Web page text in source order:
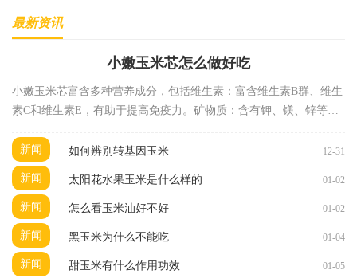
最新资讯
小嫩玉米芯怎么做好吃
小嫩玉米芯富含多种营养成分，包括维生素：富含维生素B群、维生
素C和维生素E，有助于提高免疫力。矿物质：含有钾、镁、锌等矿
新闻
如何辨别转基因玉米 12-31
新闻 太阳花水果玉米是什么样的 01-02
新闻 怎么看玉米油好不好 01-02
新闻 黑玉米为什么不能吃 01-04
新闻 甜玉米有什么作用功效 01-05